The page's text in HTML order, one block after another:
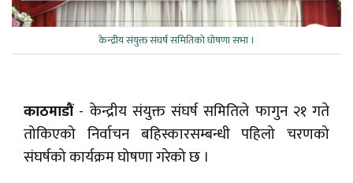
केन्द्रीय संयुक्त संघर्ष समितिको घोषणा सभा ।
काठमाडौं- केन्द्रीय संयुक्त संघर्ष समितिले फागुन २१ गते
तोकिएको निर्वाचन बहिस्कारसम्बन्धी पहिलो चरणको
संघर्षको कार्यक्रम घोषणा गरेको छ ।